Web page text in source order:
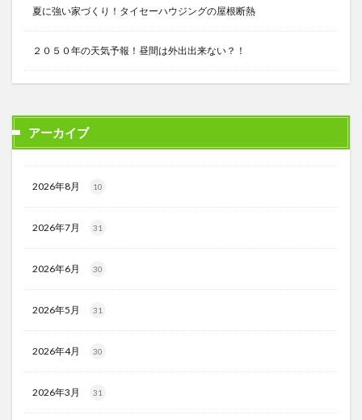
夏に強い家づくり！タイセーハウジングの屋根断熱
２０５０年の天気予報！昼間は外出出来ない？！
アーカイブ
2026年8月 10
2026年7月 31
2026年6月 30
2026年5月 31
2026年4月 30
2026年3月 31